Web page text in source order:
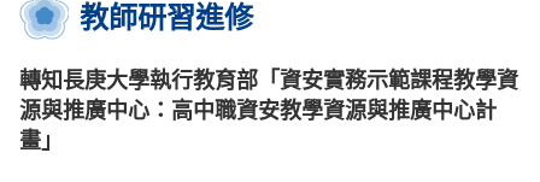
教師研習進修
轉知長庚大學執行教育部「資安實務示範課程教學資
源與推廣中心：高中職資安教學資源與推廣中心計
畫」